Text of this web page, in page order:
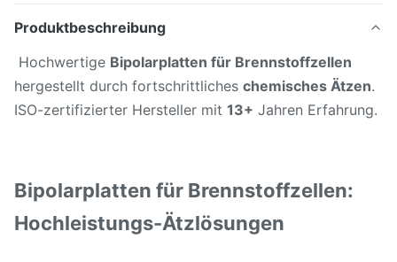
Produktbeschreibung
Hochwertige Bipolarplatten für Brennstoffzellen
hergestellt durch fortschrittliches chemisches Ätzen.
ISO-zertifizierter Hersteller mit 13+ Jahren Erfahrung.
Bipolarplatten für Brennstoffzellen:
Hochleistungs-Ätzlösungen